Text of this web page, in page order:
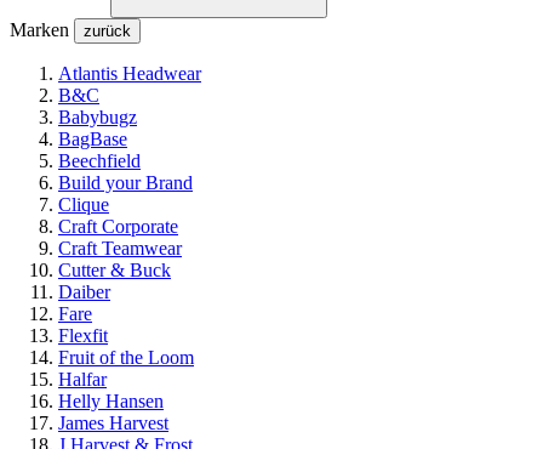
Marken zurück
Atlantis Headwear
B&C
Babybugz
BagBase
Beechfield
Build your Brand
Clique
Craft Corporate
Craft Teamwear
Cutter & Buck
Daiber
Fare
Flexfit
Fruit of the Loom
Halfar
Helly Hansen
James Harvest
J.Harvest & Frost